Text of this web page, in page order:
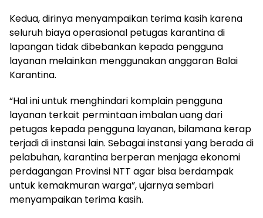
Kedua, dirinya menyampaikan terima kasih karena
seluruh biaya operasional petugas karantina di
lapangan tidak dibebankan kepada pengguna
layanan melainkan menggunakan anggaran Balai
Karantina.
“Hal ini untuk menghindari komplain pengguna
layanan terkait permintaan imbalan uang dari
petugas kepada pengguna layanan, bilamana kerap
terjadi di instansi lain. Sebagai instansi yang berada di
pelabuhan, karantina berperan menjaga ekonomi
perdagangan Provinsi NTT agar bisa berdampak
untuk kemakmuran warga”, ujarnya sembari
menyampaikan terima kasih.